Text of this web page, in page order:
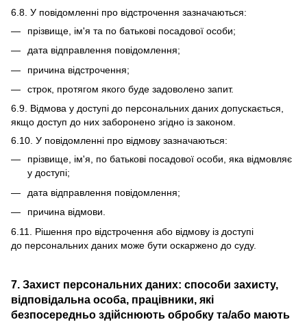
6.8. У повідомленні про відстрочення зазначаються:
прізвище, ім'я та по батькові посадової особи;
дата відправлення повідомлення;
причина відстрочення;
строк, протягом якого буде задоволено запит.
6.9. Відмова у доступі до персональних даних допускається,
якщо доступ до них заборонено згідно із законом.
6.10. У повідомленні про відмову зазначаються:
прізвище, ім'я, по батькові посадової особи, яка відмовляє
у доступі;
дата відправлення повідомлення;
причина відмови.
6.11. Рішення про відстрочення або відмову із доступі
до персональних даних може бути оскаржено до суду.
7. Захист персональних даних: способи захисту,
відповідальна особа, працівники, які
безпосередньо здійснюють обробку та/або мають